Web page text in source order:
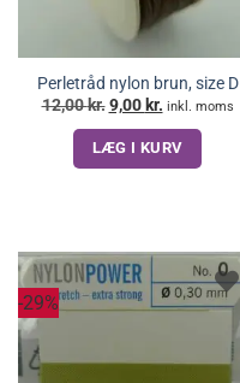
Perletråd nylon brun, size D
12,00kr. Den
oprindelige
pris
var:
12,00 kr..
9,00 kr.Den
aktuelle
pris
er:
9,00 kr..
inkl. moms
LÆG I KURV
-29%